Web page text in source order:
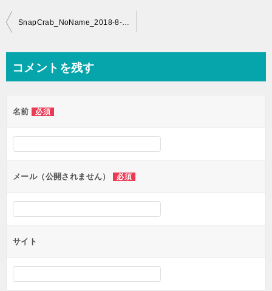
投
ビ
ー
シ
ン
SnapCrab_NoName_2018-8-11_23-53-8_No-00
コメントを残す
名前 必須
メール（公開されません） 必須
サイト